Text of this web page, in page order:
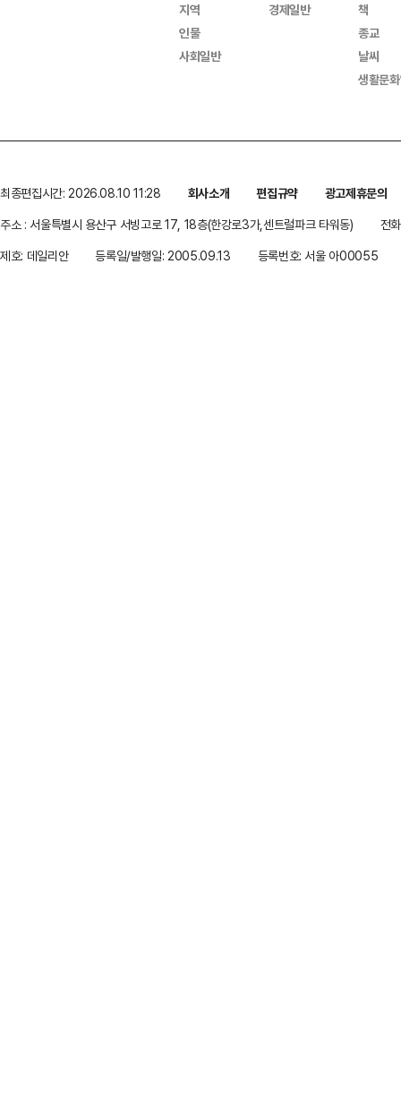
지역
인물
사회일반
경제일반
책
종교
날씨
생활문
최종편집시간: 2026.08.10 11:28 회사소개 편집규약
광고제휴문의
주소 : 서울특별시 용산구 서빙고로 17, 18층(한강로3가,센트럴파크 타워동)
전
제호: 데일리안
등록일/발행일: 2005.09.13 등록번호: 서울 아00055